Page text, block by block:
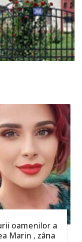
oamenilor a
Marin , zâna